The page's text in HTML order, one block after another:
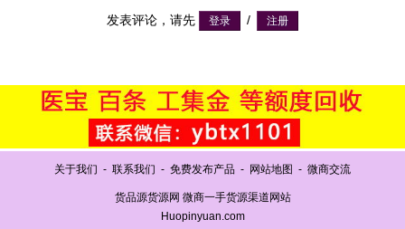
发表评论，请先 /
关于我们 - 联系我们 - 免费发布产品 - 网站地图 - 微商交流
货品源货源网 微商一手货源渠道网站
Huopinyuan.com